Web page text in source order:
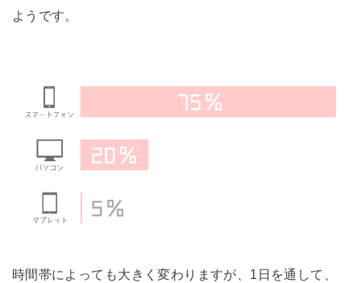
ようです。
時間帯によっても大きく変わりますが、1日を通して、